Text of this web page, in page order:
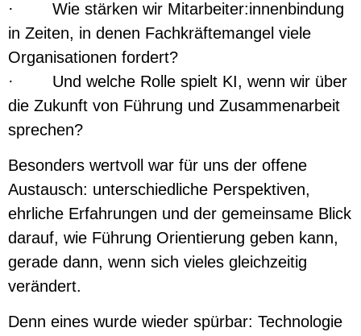
· Wie stärken wir Mitarbeiter:innenbindung
in Zeiten, in denen Fachkräftemangel viele
Organisationen fordert?
· Und welche Rolle spielt KI, wenn wir über
die Zukunft von Führung und Zusammenarbeit
sprechen?
Besonders wertvoll war für uns der offene
Austausch: unterschiedliche Perspektiven,
ehrliche Erfahrungen und der gemeinsame Blick
darauf, wie Führung Orientierung geben kann,
gerade dann, wenn sich vieles gleichzeitig
verändert.
Denn eines wurde wieder spürbar: Technologie